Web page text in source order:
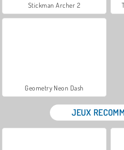
Stickman Archer 2
Geometry Neon Dash
JEUX